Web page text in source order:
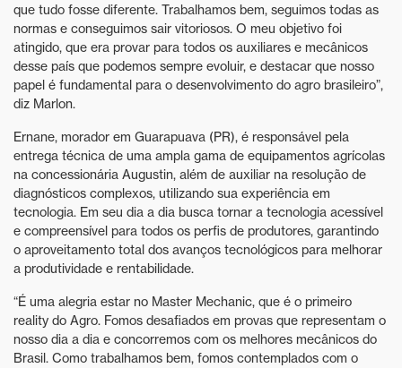
que tudo fosse diferente. Trabalhamos bem, seguimos todas as
normas e conseguimos sair vitoriosos. O meu objetivo foi
atingido, que era provar para todos os auxiliares e mecânicos
desse país que podemos sempre evoluir, e destacar que nosso
papel é fundamental para o desenvolvimento do agro brasileiro”,
diz Marlon.
Ernane, morador em Guarapuava (PR), é responsável pela
entrega técnica de uma ampla gama de equipamentos agrícolas
na concessionária Augustin, além de auxiliar na resolução de
diagnósticos complexos, utilizando sua experiência em
tecnologia. Em seu dia a dia busca tornar a tecnologia acessível
e compreensível para todos os perfis de produtores, garantindo
o aproveitamento total dos avanços tecnológicos para melhorar
a produtividade e rentabilidade.
“É uma alegria estar no Master Mechanic, que é o primeiro
reality do Agro. Fomos desafiados em provas que representam o
nosso dia a dia e concorremos com os melhores mecânicos do
Brasil. Como trabalhamos bem, fomos contemplados com o